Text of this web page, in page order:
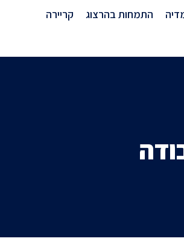
התמחות בהרצוג קריירה